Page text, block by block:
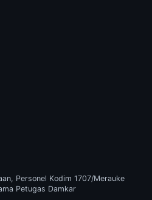
Personel Kodim 1707/Merauke
Petugas Damkar